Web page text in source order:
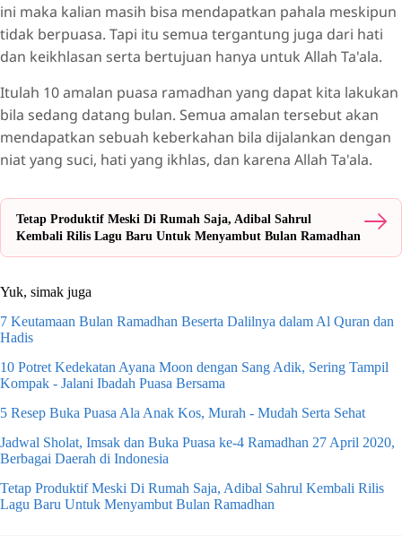
ini maka kalian masih bisa mendapatkan pahala meskipun
tidak berpuasa. Tapi itu semua tergantung juga dari hati
dan keikhlasan serta bertujuan hanya untuk Allah Ta'ala.
Itulah 10 amalan puasa ramadhan yang dapat kita lakukan
bila sedang datang bulan. Semua amalan tersebut akan
mendapatkan sebuah keberkahan bila dijalankan dengan
niat yang suci, hati yang ikhlas, dan karena Allah Ta'ala.
Tetap Produktif Meski Di Rumah Saja, Adibal Sahrul
Kembali Rilis Lagu Baru Untuk Menyambut Bulan Ramadhan
Yuk, simak juga
7 Keutamaan Bulan Ramadhan Beserta Dalilnya dalam Al Quran dan
Hadis
10 Potret Kedekatan Ayana Moon dengan Sang Adik, Sering Tampil
Kompak - Jalani Ibadah Puasa Bersama
5 Resep Buka Puasa Ala Anak Kos, Murah - Mudah Serta Sehat
Jadwal Sholat, Imsak dan Buka Puasa ke-4 Ramadhan 27 April 2020,
Berbagai Daerah di Indonesia
Tetap Produktif Meski Di Rumah Saja, Adibal Sahrul Kembali Rilis
Lagu Baru Untuk Menyambut Bulan Ramadhan